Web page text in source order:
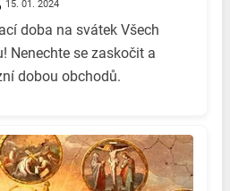
15. 01. 2024
doba na svátek Všech
Nenechte se zaskočit a
dobou obchodů.